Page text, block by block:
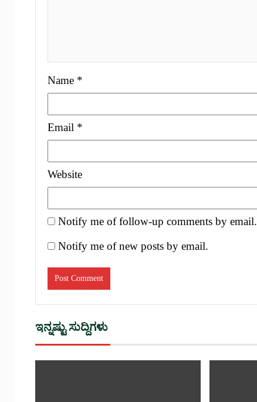
Name *
Email *
Website
Notify me of follow-up comments by email.
Notify me of new posts by email.
ಇನ್ನಷ್ಟು ಸುದ್ದಿಗಳು